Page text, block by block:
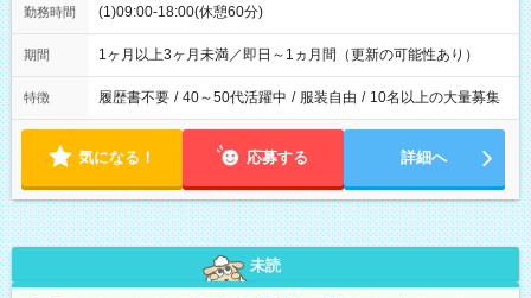
勤務時間 (1)09:00-18:00(休憩60分)
期間 1ヶ月以上3ヶ月未満／即日～1ヵ月間（更新の可能性あり）
特徴 履歴書不要 / 40～50代活躍中 / 服装自由 / 10名以上の大量募集
気になる！ 応募する 詳細へ
未読